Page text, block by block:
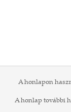
A honlapon
A honlap további